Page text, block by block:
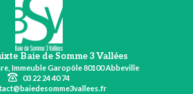
Baie de Somme 3 Vallées
Immeuble Garopôle 80100 Abbeville
03 22 24 40 74